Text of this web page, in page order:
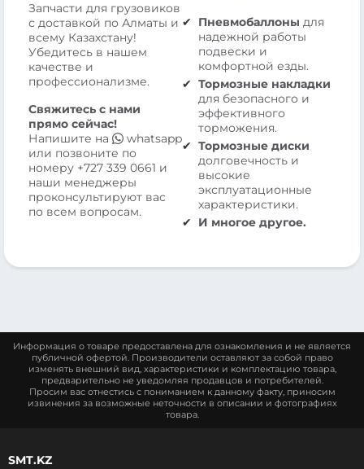
Запчасти для грузовиков
с доставкой по Алматы и
всему Казахстану!
Убедитесь в нашем
качестве и
профессионализме.
Свяжитесь с нами
прямо сейчас!
Напишите на
whatsapp
или позвоните по
номеру +727 339 0661 и
наши менеджеры
проконсультируют вас
по всем вопросам.
Пневмобаллоны для
надежной работы
подвески и
комфортной езды.
Тормозные накладки
для безопасного и
эффективного
торможения.
Тормозные диски
долговечность и
высокие
эксплуатационные
характеристики.
И многое другое.
Информация о товаре предоставлена для ознакомления и не является
публичной офертой. Производители оставляют за собой право
изменять внешний вид, характеристики и комплектацию товара,
предварительно не уведомляя продавцов и потребителей.
Просим вас отнестись с пониманием к данному факту, приносим
извинения за возможные неточности в описании и фотографиях
товара.
SMT.KZ